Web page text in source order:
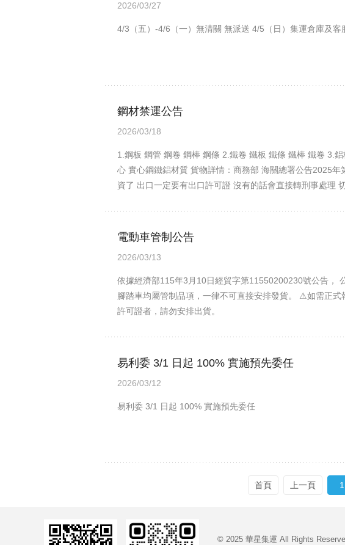
2026/03/27
4/3（五）-4/6（一）無清關 無派送 4/5（日）集運倉庫及客
鋼材禁運公告
2026/03/18
1.鋼板 鋼管 鋼卷 鋼棒 鋼條 2.鐵卷 鐵板 鐵條 鐵棒 鐵卷 3.
心 實心鋼鐵鋁材質 貨物詳情：商務部 海關總署公告2025
資了 出口一定要有出口許可證 沒有的話會直接轉刑事處理
電動車管制公告
2026/03/13
依據經濟部115年3月10日經貿字第11550200230號公告，
腳踏車均屬管制品項，一律不可直接安排發貨。 ⚠如需正
許可證者，請勿安排出貨。
易利委 3/1 日起 100% 實施預先委任
2026/03/12
易利委 3/1 日起 100% 實施預先委任
首頁 上一頁 1
© 2025 華星集運 All Rights